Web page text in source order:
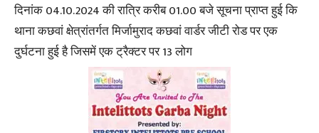
दिनांक 04.10.2024 की रात्रि करीब 01.00 बजे सूचना प्राप्त हुई कि
थाना कछवां क्षेत्रांतर्गत मिर्जामुराद कछवां वार्डर जीटी रोड पर एक
दुर्घटना हुई है जिसमें एक ट्रैक्टर पर 13 लोग